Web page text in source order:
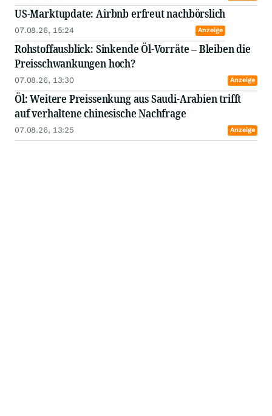
US-Marktupdate: Airbnb erfreut nachbörslich
07.08.26, 15:24 Anzeige
Rohstoffausblick: Sinkende Öl-Vorräte – Bleiben die
Preisschwankungen hoch?
07.08.26, 13:30 Anzeige
Öl: Weitere Preissenkung aus Saudi-Arabien trifft
auf verhaltene chinesische Nachfrage
07.08.26, 13:25 Anzeige